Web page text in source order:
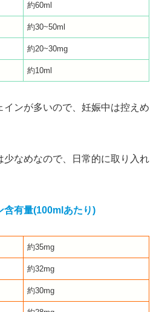
約60ml
約30~50ml
約20~30mg
約10ml
インが多いので、妊娠中は控えめ
少なめなので、日常的に取り入れ
含有量(100mlあたり)
約35mg
約32mg
約30mg